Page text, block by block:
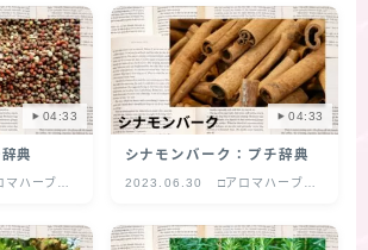
ビュー
マハーブ４択クイズ (kindle出
04:33
典
マハーブ
04:33
シナモンバーク：プチ辞典
2023.06.30
□アロマハーブ